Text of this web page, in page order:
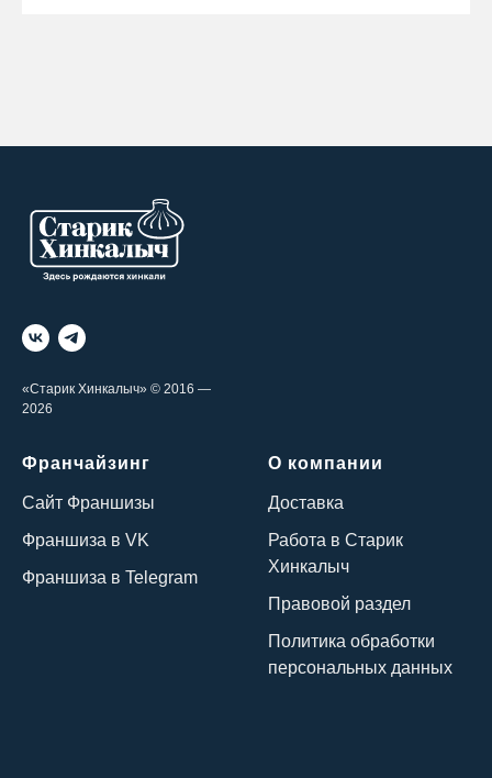
«Старик Хинкалыч» © 2016 —
2026
Франчайзинг
Сайт Франшизы
Франшиза в VK
Франшиза в Telegram
О компании
Доставка
Работа в Старик
Хинкалыч
Правовой раздел
Политика обработки
персональных данных